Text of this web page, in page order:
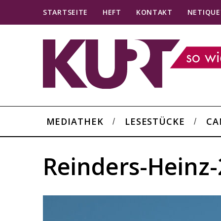
STARTSEITE HEFT KONTAKT
MEDIATHEK LESESTÜCKE
Reinders-